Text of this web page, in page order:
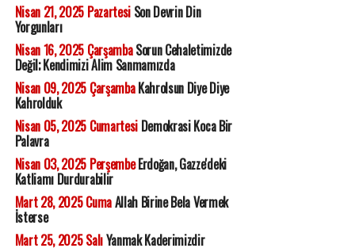
Nisan 21, 2025 PazartesiSon Devrin Din
Yorgunları
Nisan 16, 2025 ÇarşambaSorun Cehaletimizde
Değil; Kendimizi Alim Sanmamızda
Nisan 09, 2025 ÇarşambaKahrolsun Diye Diye
Kahrolduk
Nisan 05, 2025 CumartesiDemokrasi Koca Bir
Palavra
Nisan 03, 2025 PerşembeErdoğan, Gazze'deki
Katliamı Durdurabilir
Mart 28, 2025 CumaAllah Birine Bela Vermek
İsterse
Mart 25, 2025 SalıYanmak Kaderimizdir